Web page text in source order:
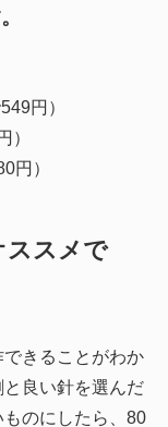
円）
）
円）
ススメで
きることがわか
良い針を選んだ
のにしたら、80